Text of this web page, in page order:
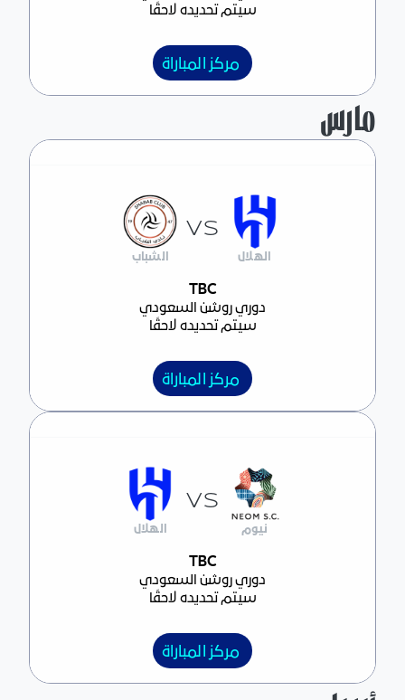
سيتم تحديده لاحقًا
مركز المباراة
مارس
مركز المباراةTBC
دوري روشن السعودي
سيتم تحديده لاحقًا
الهلال
VS
الشباب
مركز المباراة
مركز المباراةTBC
دوري روشن السعودي
سيتم تحديده لاحقًا
نيوم
VS
الهلال
مركز المباراة